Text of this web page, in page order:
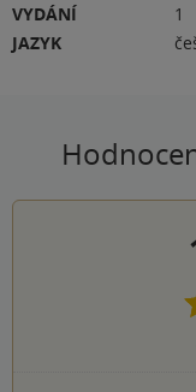
VYDÁNÍ
1
JAZYK